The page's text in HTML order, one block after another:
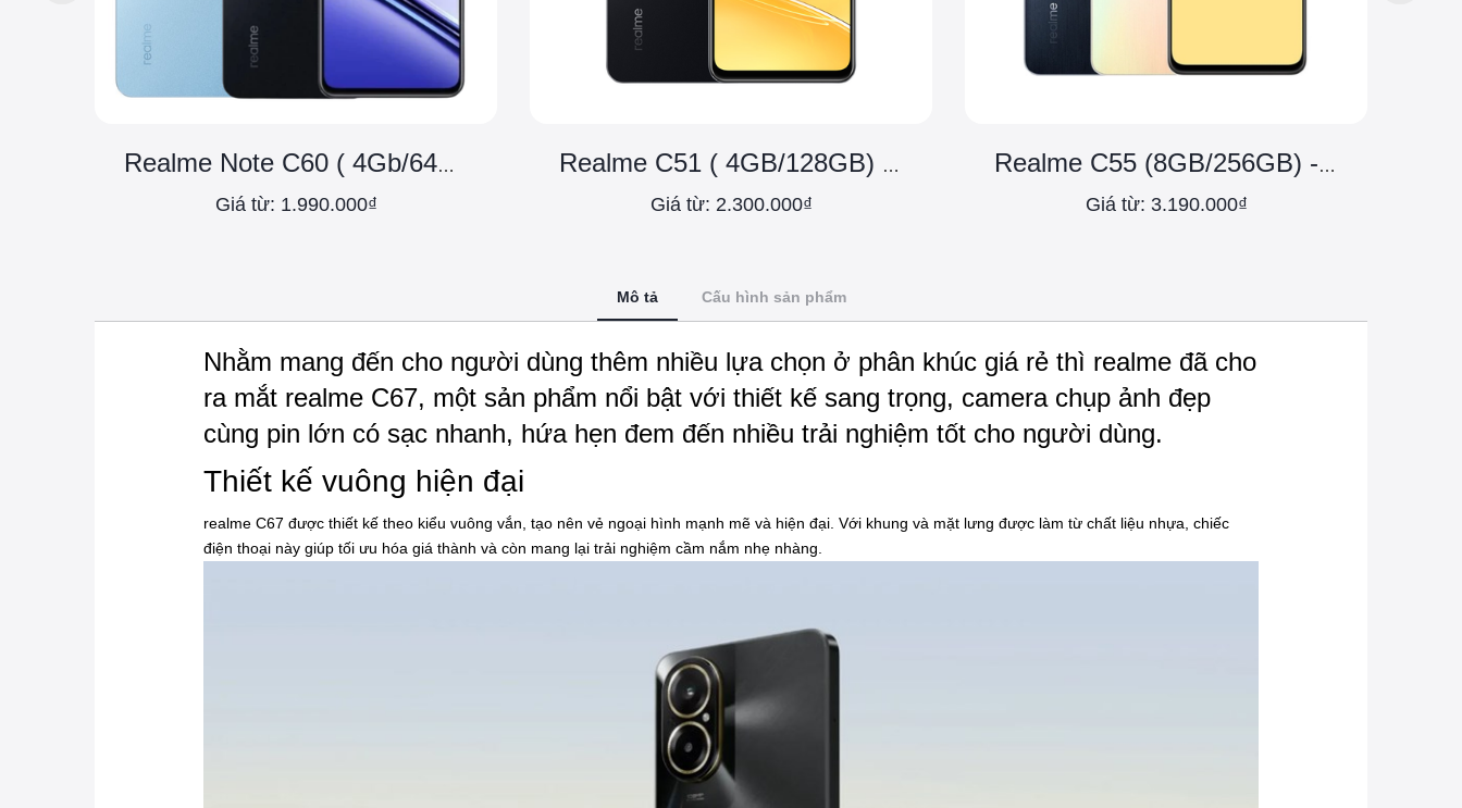
Realme Note C60 ( 4Gb/64Gb) - Chính hãng
Giá từ: 1.990.000₫
Realme C51 ( 4GB/128GB) - Chính hãng
Giá từ: 2.300.000₫
Realme C55 (8GB/256GB) - Chính hãng
Giá từ: 3.190.000₫
Mô tả Cấu hình sản phẩm
Nhằm mang đến cho người dùng thêm nhiều lựa chọn ở phân khúc giá rẻ thì realme đã cho
ra mắt realme C67, một sản phẩm nổi bật với thiết kế sang trọng, camera chụp ảnh đẹp
cùng pin lớn có sạc nhanh, hứa hẹn đem đến nhiều trải nghiệm tốt cho người dùng.
Thiết kế vuông hiện đại
realme C67 được thiết kế theo kiểu vuông vắn, tạo nên vẻ ngoại hình mạnh mẽ và hiện đại. Với khung và mặt lưng được làm từ chất liệu nhựa, chiếc
điện thoại này giúp tối ưu hóa giá thành và còn mang lại trải nghiệm cầm nắm nhẹ nhàng.